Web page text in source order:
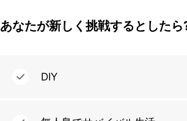
あなたが新しく挑戦するとしたら
DIY